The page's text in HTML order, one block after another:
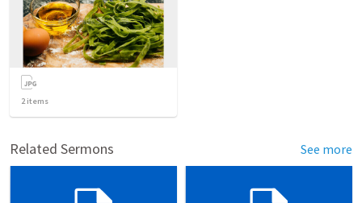
2items
Related Sermons See more